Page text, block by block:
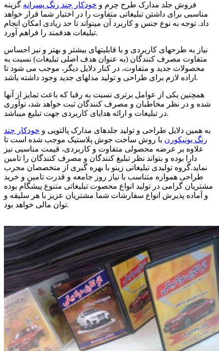
فروش جلد مدارک طرح چرم و خودکار چند رنگ پسرانه گزینه
مناسبی برای داشتن تبلیغاتی متفاوت را در اختیار شما قرار خواهد
داد. توجه به نوع جنس و کاربرد آن میتواند تا حد زیادی امکان انجام
تبلیغات هدفمند را فراهم آورد.
نیاز به طرحهای کاربردی و با قابلیتهای بیشتر و بهتر و نیز احساس
متفاوت مصرف کنندگان (به عنوان هدف اصلی تبلیغات) نسبت به
محصولات جدید و متفاوت، در کنار دلایل دیگر، موجب می شود تا
اراده لازم برای طراحی و تولید مدلهای جدید وجود داشته باشد.
همچنین یکی از عوامل برتری نسبت به رقبا که باعث تمایز از آنها
شده و در نظر مخاطبان و مصرف کنندگان ثبت خواهد شد، نوآوری
در تبلیغات و ارائه هدایای کاربردی جهت تبلیغ میباشد.
به همین دلایل طراحی و تولید جلدهای مدارک پالتویی و خودکار چند
رنگ یونیکورن با روش ساخت جوش پلاستیک موجب شده است تا
علاوه بر عرضه محصولی متفاوت و کاربردی، قیمت مناسبی نیز
دارا بوده و بتواند نظر تبلیغ کنندگان و مصرف کنندگان را تامین
نماید.گروه تولیدی تبلیغاتی زینو با بهره گیری از متخصصان مجرب
طراحی همواره متناسب با نیاز روز جامعه و قدرت تامین و خرید
مشتریان گرامی در تولید انواع محصوت تبلیغاتی متنوع پیشگام بوده
و آماده پذیرش انواع سفارشات شما مشتریان عزیز با هر سلیقه و
توان مالی خواهد بود.